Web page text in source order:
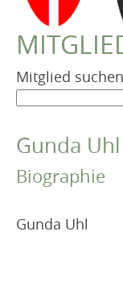
Mitglied
Gunda Uhl
Biographie
Gunda Uhl